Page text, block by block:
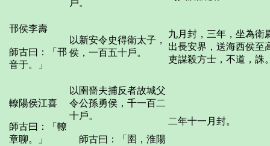
戶。
邗侯李壽
師古曰：「邗
音于。」
以新安令史得衛太子，
侯，一百五十戶。
九月封，三年，坐為衛
出長安界，送海西侯至
吏謀殺方士，不道，誅
轑陽侯江喜
師古曰：「轑
章聊。」
以圉嗇夫捕反者故城父
令公孫勇侯，千一百二
十戶。
師古曰：「圉，淮陽
二年十一月封。